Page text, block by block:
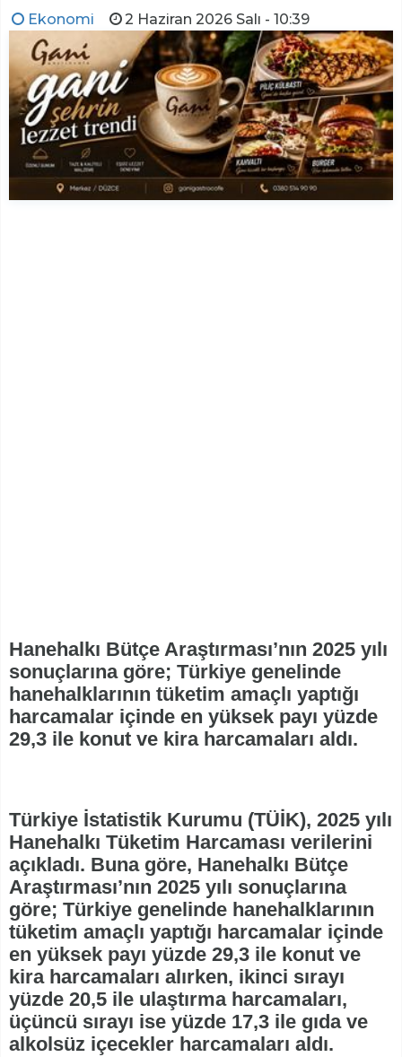
Ekonomi 2 Haziran 2026 Salı - 10:39
Hanehalkı Bütçe Araştırması’nın 2025 yılı
sonuçlarına göre; Türkiye genelinde
hanehalklarının tüketim amaçlı yaptığı
harcamalar içinde en yüksek payı yüzde
29,3 ile konut ve kira harcamaları aldı.
Türkiye İstatistik Kurumu (TÜİK), 2025 yılı
Hanehalkı Tüketim Harcaması verilerini
açıkladı. Buna göre, Hanehalkı Bütçe
Araştırması’nın 2025 yılı sonuçlarına
göre; Türkiye genelinde hanehalklarının
tüketim amaçlı yaptığı harcamalar içinde
en yüksek payı yüzde 29,3 ile konut ve
kira harcamaları alırken, ikinci sırayı
yüzde 20,5 ile ulaştırma harcamaları,
üçüncü sırayı ise yüzde 17,3 ile gıda ve
alkolsüz içecekler harcamaları aldı.